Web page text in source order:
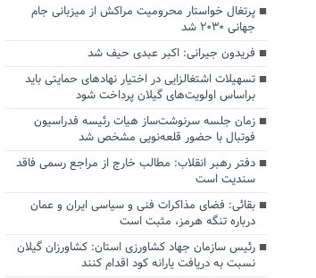
پرتغال خواستار محرومیت مراکش از میزبانی جام
جهانی ۲۰۳۰ شد
فریدون جیرانی: اکبر عبدی حیف شد
تسهیلات اشتغالزایی در اختیار نهادهای حمایتی باید
براساس اولویت‌های گیلان پرداخت شود
زمان جلسه سرنوشت‌ساز هیات رئیسه فدراسیون
فوتبال با حضور قلعه‌نویی مشخص شد
دفتر رهبر انقلاب: مطالب خارج از مراجع رسمی فاقد
سندیت است
بقائی: فضای مذاکرات فنی و سیاسی ایران و عمان
درباره تنگه هرمز، مثبت است
رئیس سازمان جهاد کشاورزی استان: کشاورزان گیلان
نسبت به دریافت یارانه کود اقدام کنند